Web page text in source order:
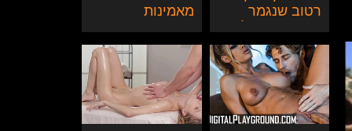
רטוב שנגמר
החזה
מאמינות
יצליחו לנצח
אמונה תפלה